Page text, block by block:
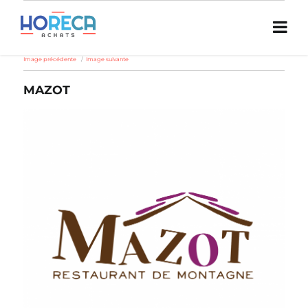
Image précédente Image suivante
MAZOT